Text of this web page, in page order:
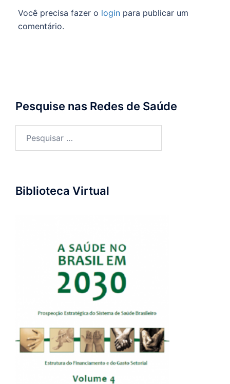
Você precisa fazer o login para publicar um
comentário.
Pesquise nas Redes de Saúde
por:
Biblioteca Virtual